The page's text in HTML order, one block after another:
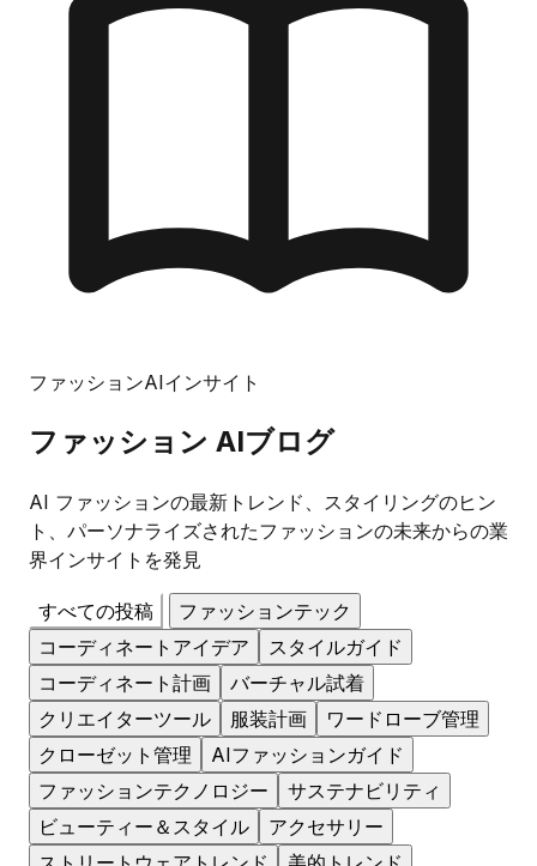
ファッションAIインサイト
ファッション AIブログ
AI ファッションの最新トレンド、スタイリングのヒン
ト、パーソナライズされたファッションの未来からの業
界インサイトを発見
すべての投稿
ファッションテック
コーディネートアイデア
スタイルガイド
コーディネート計画
バーチャル試着
クリエイターツール
服装計画
ワードローブ管理
クローゼット管理
AIファッションガイド
ファッションテクノロジー
サステナビリティ
ビューティー＆スタイル
アクセサリー